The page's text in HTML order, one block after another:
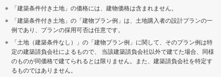
「建築条件付き土地」の価格には、建物価格は含まれません。
「建築条件付き土地」の「建物プラン例」は、土地購入者の設計プランの一
例であり、プランの採用可否は任意です。
「土地（建築条件なし）」の「建物プラン例」に関して、そのプラン例は特
定の建築請負会社によるもので、 当該建築請負会社以外で建てた場合、同様
のものが同価格で建てられるとは限りません。また、建築請負会社を特定す
るものではありません。